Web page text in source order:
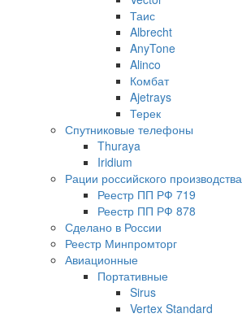
Таис
Albrecht
AnyTone
Alinco
Комбат
Ajetrays
Терек
Спутниковые телефоны
Thuraya
Iridium
Рации российского производства
Реестр ПП РФ 719
Реестр ПП РФ 878
Сделано в России
Реестр Минпромторг
Авиационные
Портативные
Sirus
Vertex Standard